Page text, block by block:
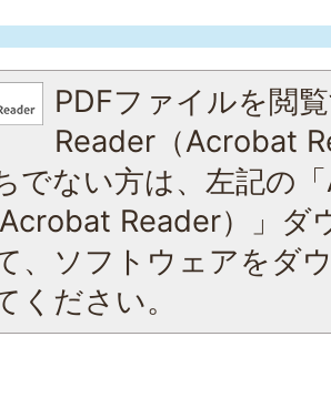
PDFファイルを閲
Reader（Acrobat
でない方は、左記の
Reader）」ダ
、ソフトウェアをダ
ください。